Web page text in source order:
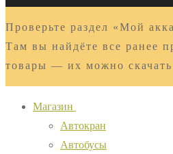
Проверьте раздел «Мой
Там вы найдёте все ранее
товары — их можно
Магазин
Автокран
Автобусы